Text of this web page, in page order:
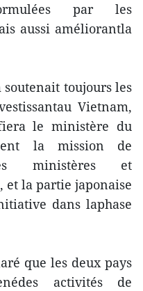
par les
aussi améliorantla
toujours les
Vietnam,
le ministère du
la mission de
ministères et
et la partie japonaise
dans laphase
que les deux pays
activités de